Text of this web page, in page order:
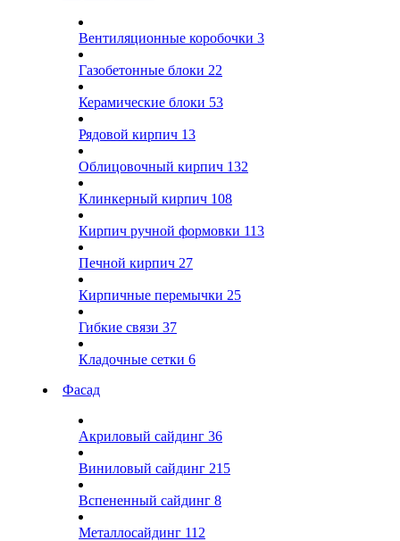
Вентиляционные коробочки 3
Газобетонные блоки 22
Керамические блоки 53
Рядовой кирпич 13
Облицовочный кирпич 132
Клинкерный кирпич 108
Кирпич ручной формовки 113
Печной кирпич 27
Кирпичные перемычки 25
Гибкие связи 37
Кладочные сетки 6
Фасад
Акриловый сайдинг 36
Виниловый сайдинг 215
Вспененный сайдинг 8
Металлосайдинг 112